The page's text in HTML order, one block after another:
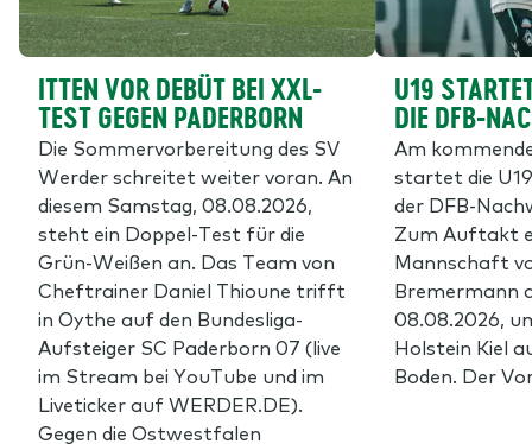
ITTEN VOR DEBÜT BEI XXL-
TEST GEGEN PADERBORN
Die Sommervorbereitung des SV
Werder schreitet weiter voran. An
diesem Samstag, 08.08.2026,
steht ein Doppel-Test für die
Grün-Weißen an. Das Team von
Cheftrainer Daniel Thioune trifft
in Oythe auf den Bundesliga-
Aufsteiger SC Paderborn 07 (live
im Stream bei YouTube und im
Liveticker auf WERDER.DE).
Gegen die Ostwestfalen
U19
DIE DFB-
Am
startet die
der DFB-
Zum Auftakt
Mannschaft
Bremermann
08.08.2026,
Holstein Kiel
Boden. Der